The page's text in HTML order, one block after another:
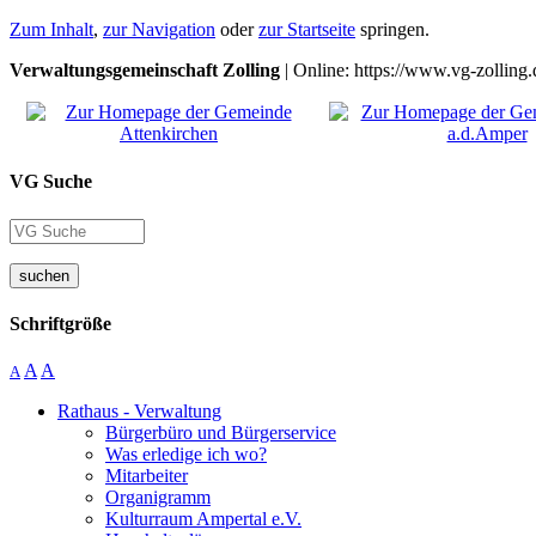
Zum Inhalt, zur Navigation oderzur Startseite springen.
Verwaltungsgemeinschaft Zolling | Online: https://www.vg-
VG Suche
suchen
Schriftgröße
A A A
Rathaus - Verwaltung
Bürgerbüro und Bürgerservice
Was erledige ich wo?
Mitarbeiter
Organigramm
Kulturraum Ampertal e.V.